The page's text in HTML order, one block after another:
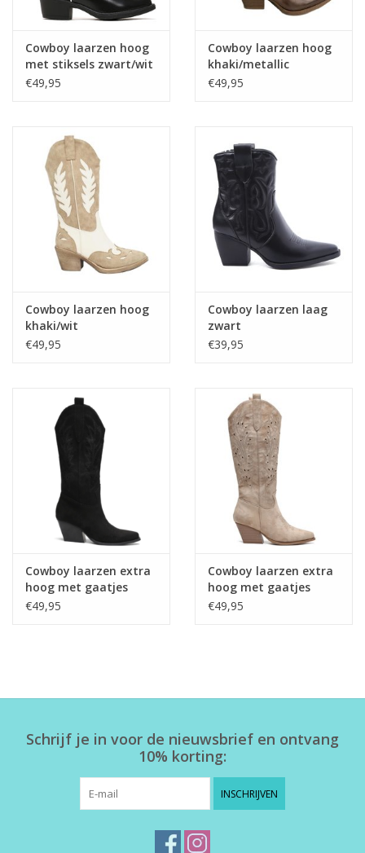
Cowboy laarzen hoog
met stiksels zwart/wit
€49,95
Cowboy laarzen hoog
khaki/metallic
€49,95
Cowboy laarzen hoog
khaki/wit
€49,95
Cowboy laarzen laag
zwart
€39,95
Cowboy laarzen extra
hoog met gaatjes
zwart
€49,95
Cowboy laarzen extra
hoog met gaatjes
beige
€49,95
Schrijf je in voor de nieuwsbrief en ontvang
10% korting:
INSCHRIJVEN